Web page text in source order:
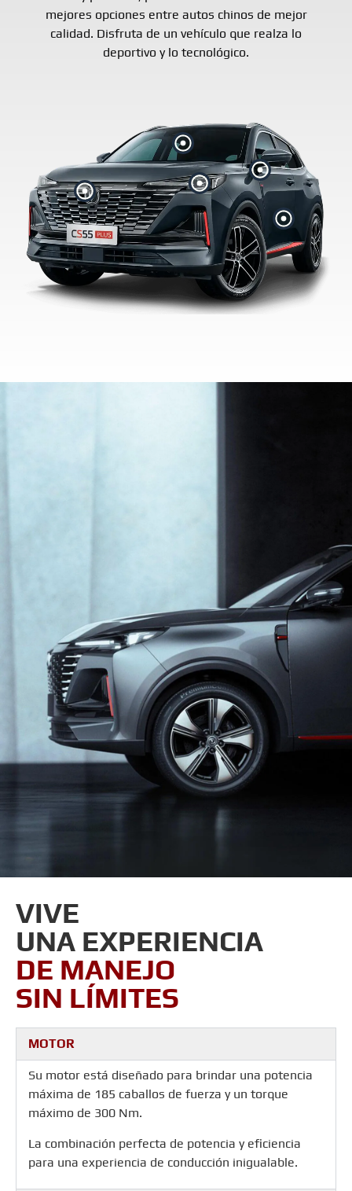
mejores opciones entre autos chinos de mejor
calidad. Disfruta de un vehículo que realza lo
deportivo y lo tecnológico.
VIVE
UNA EXPERIENCIA
DE MANEJO
SIN LÍMITES
MOTOR
Su motor está diseñado para brindar una potencia
máxima de 185 caballos de fuerza y un torque
máximo de 300 Nm.
La combinación perfecta de potencia y eficiencia
para una experiencia de conducción inigualable.